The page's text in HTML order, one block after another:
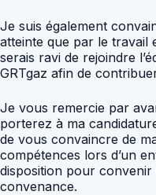
Je suis également
atteinte que par le travail
serais ravi de rejoindre
GRTgaz afin de
Je vous remercie par
porterez à ma
de vous convaincre de
compétences lors d’un
disposition pour convenir
convenance.